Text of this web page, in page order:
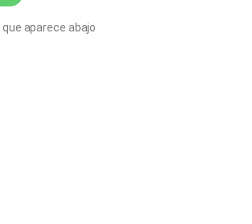
aparece abajo